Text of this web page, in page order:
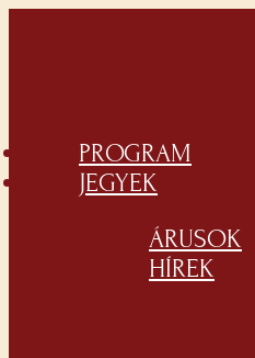
PROGRAM
JEGYEK
ÁRUSOK
HÍREK